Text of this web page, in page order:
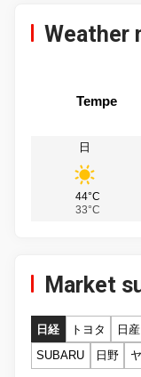
Weather
Tempe
日
44°C
33°C
Market
日経 トヨタ 日産
SUBARU
日野